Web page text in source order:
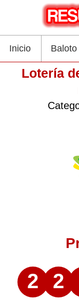
Inicio Baloto
Lotería
2 2